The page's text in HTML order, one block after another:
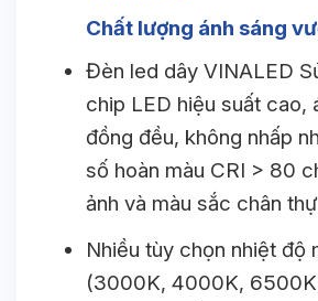
Chất lượng ánh sáng
Đèn led dây VINALED
chip LED hiệu suất cao,
đồng đều, không nhấp
số hoàn màu CRI > 80
ảnh và màu sắc chân
Nhiều tùy chọn nhiệt độ
(3000K, 4000K,